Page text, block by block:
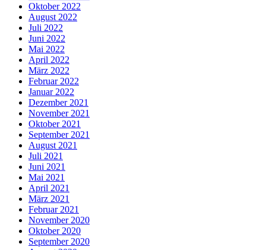
Oktober 2022
August 2022
Juli 2022
Juni 2022
Mai 2022
April 2022
März 2022
Februar 2022
Januar 2022
Dezember 2021
November 2021
Oktober 2021
September 2021
August 2021
Juli 2021
Juni 2021
Mai 2021
April 2021
März 2021
Februar 2021
November 2020
Oktober 2020
September 2020